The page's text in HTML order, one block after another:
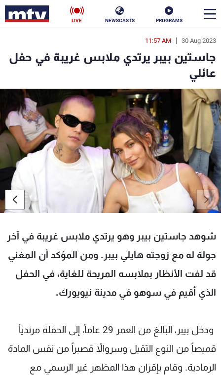
PROGRAMS
NEWSCASTS
LIVE
30 Aug 2023
11:57 AM
جاستين بيبر يرتدي ملابس غريبة في حفل
عائلي
شوهد جاستين بيبر وهو يرتدي ملابس غريبة في آخر
جولة له مع زوجته هايلي بيبر. ومن المؤكد أن المغني
قد لفت الأنظار بملابسه المريحة للغاية، في الحفل
الذي أقيم في سوهو في مدينة نيويورك.
ودخل بيبر، البالغ من العمر 29 عاماً، إلى الحفلة مرتدياً
قميصاً من النوع الثقيل وسروالاً قصيراً من نفس المادة
الرمادية. وقام بإقران هذا المظهر غير الرسمي مع
en
الأخبار
سياسة ناس
إقتصاد فن
منوعات رياضة
كأس العالم
البرامج
شاهد البرامج
الترددات
عن MTV
الإنـتـاج
لاعلاناتكم
وظائف
شروط الإسـتخدام